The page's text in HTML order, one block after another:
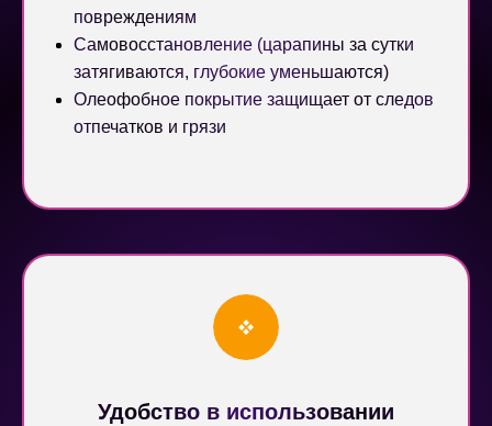
повреждениям
Самовосстановление (царапины за сутки
затягиваются, глубокие уменьшаются)
Олеофобное покрытие защищает от следов
отпечатков и грязи
Удобство в использовании